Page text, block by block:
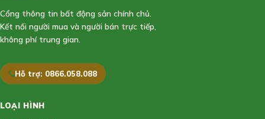
Cổng thông tin bất động sản chính chủ.
Kết nối người mua và người bán trực tiếp,
không phí trung gian.
Hỗ trợ: 0866.058.088
LOẠI HÌNH